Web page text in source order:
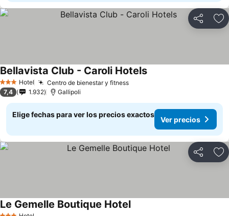
Compartir
3 Estrellas
Hotel Centro de bienestar y fitness
Bellavista Club - Caroli Hotels
7,4 1.932 Gallipoli
Elige fechas para ver los precios exactos
Ver precios
Compartir
Le Gemelle Boutique Hotel